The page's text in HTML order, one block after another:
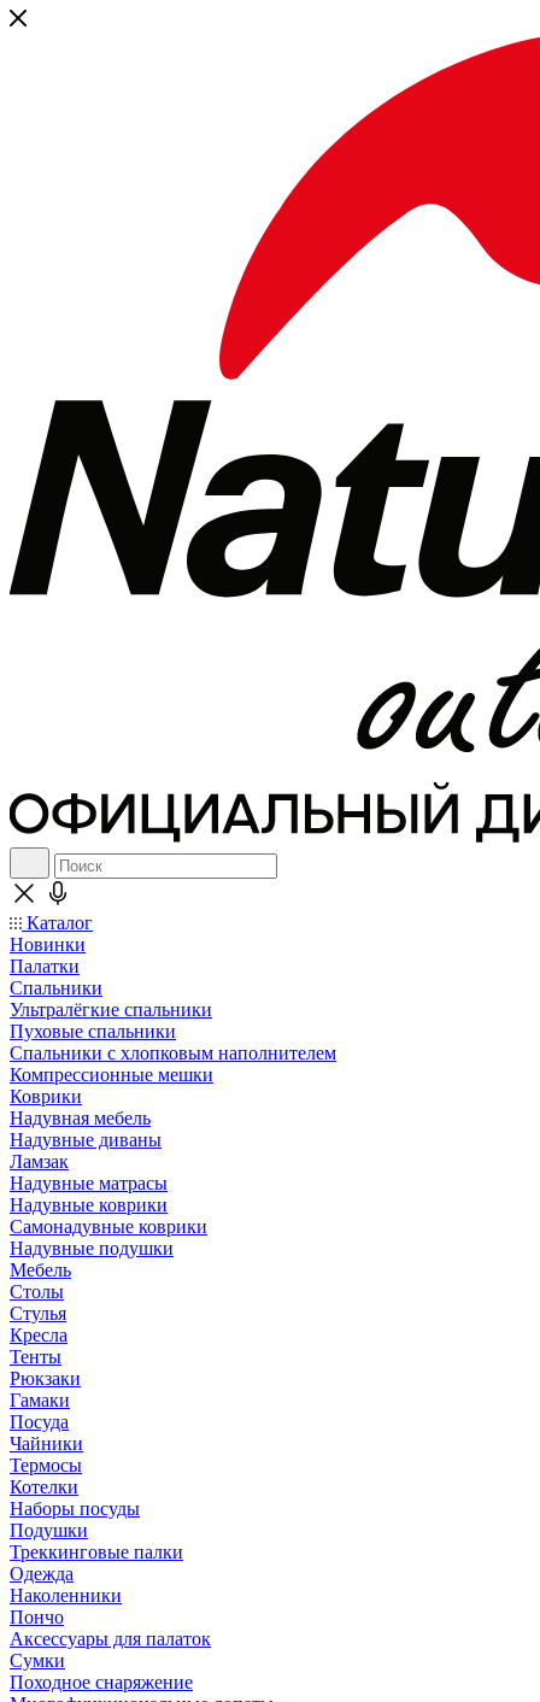
Каталог
Новинки
Палатки
Спальники
Ультралёгкие спальники
Пуховые спальники
Спальники с хлопковым наполнителем
Компрессионные мешки
Коврики
Надувная мебель
Надувные диваны
Ламзак
Надувные матрасы
Надувные коврики
Самонадувные коврики
Надувные подушки
Мебель
Столы
Стулья
Кресла
Тенты
Рюкзаки
Гамаки
Посуда
Чайники
Термосы
Котелки
Наборы посуды
Подушки
Треккинговые палки
Одежда
Наколенники
Пончо
Аксессуары для палаток
Сумки
Походное снаряжение